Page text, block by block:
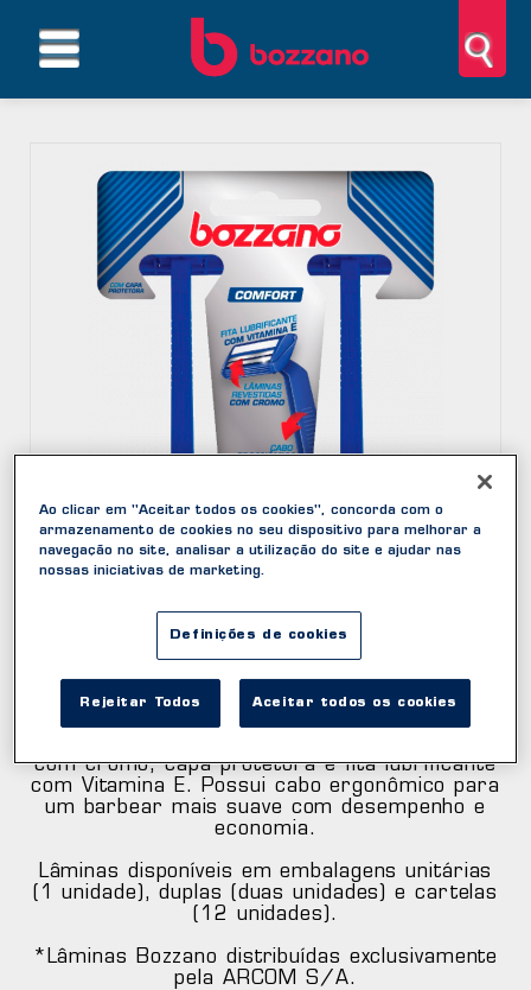
COMFORT
Lâmina de Barbear
com cromo, capa protetora e fita lubrificante
com Vitamina E. Possui cabo ergonômico para
um barbear mais suave com desempenho e
economia.
Lâminas disponíveis em embalagens unitárias
(1 unidade), duplas (duas unidades) e cartelas
(12 unidades).
*Lâminas Bozzano distribuídas exclusivamente
pela ARCOM S/A.
Ao clicar em "Aceitar todos os cookies", concorda com o
armazenamento de cookies no seu dispositivo para melhorar a
navegação no site, analisar a utilização do site e ajudar nas
nossas iniciativas de marketing.
Definições de cookies
Rejeitar Todos Aceitar todos os cookies